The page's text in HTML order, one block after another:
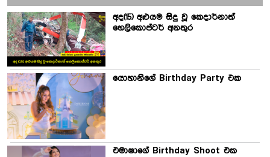
අද(15) අළුයම සිදු වූ කෙදාර්නාත්
හෙලිකොප්ටර් අනතුර
යොහානිගේ Birthday Party එක
එමාෂාගේ Birthday Shoot එක